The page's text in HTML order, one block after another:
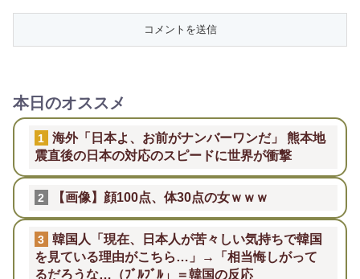
本日のオススメ
1
海外「日本よ、お前がナンバーワンだ」 熊本地
震直後の日本の対応のスピードに世界が衝撃
2 【画像】顔100点、体30点の女ｗｗｗ
3
韓国人「現在、日本人が苦々しい気持ちで韓国
を見ている理由がこちら…」→「相当悔しがって
るだろうな…（ﾌﾞﾙﾌﾞﾙ」＝韓国の反応